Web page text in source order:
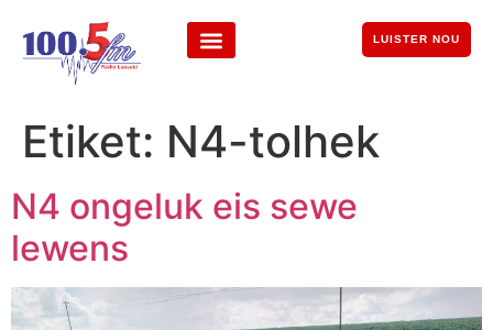
LUISTER NOU
Etiket: N4-tolhek
N4 ongeluk eis sewe
lewens